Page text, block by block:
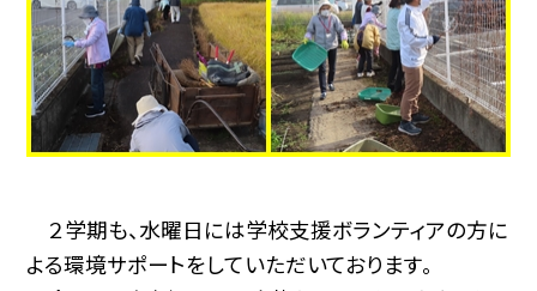
２学期も、水曜日には学校支援ボランティアの方に
よる環境サポートをしていただいております。